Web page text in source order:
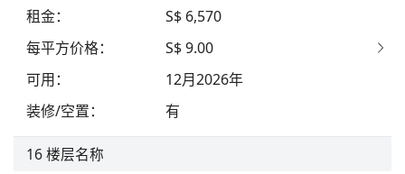
租金：
S$ 6,570
每平方价格：
S$ 9.00
可用：
12月2026年
装修/空置： 有
16楼层名称